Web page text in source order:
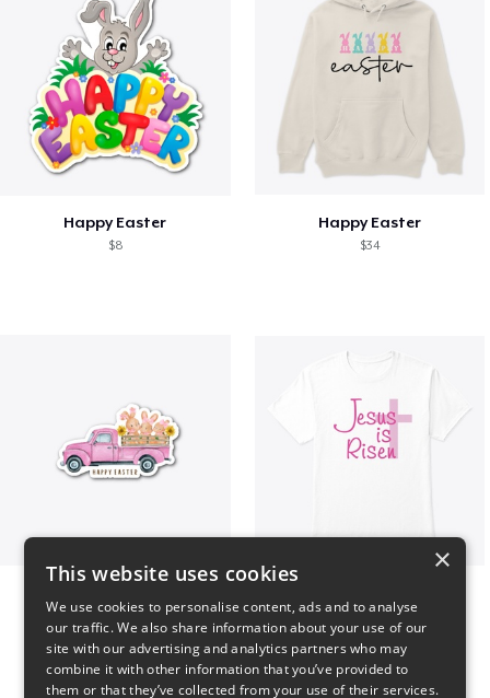
Happy Easter
$8
Happy Easter
$34
$7 $5
×
This website uses cookies
We use cookies to personalise content, ads and to analyse
our traffic. We also share information about your use of our
site with our advertising and analytics partners who may
combine it with other information that you’ve provided to
them or that they’ve collected from your use of their services.